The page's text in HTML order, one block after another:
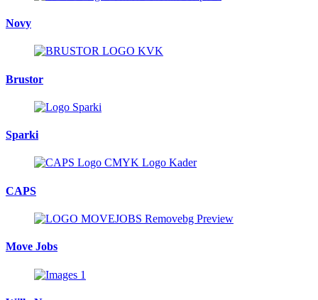
Novy
Brustor
Sparki
CAPS
Move Jobs